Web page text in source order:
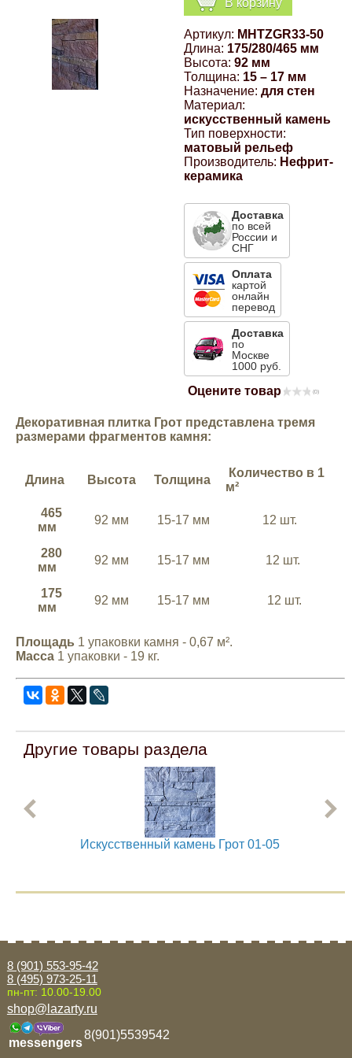
Артикул: MHTZGR33-50
Длина: 175/280/465 мм
Высота: 92 мм
Толщина: 15 – 17 мм
Назначение: для стен
Материал:
искусственный камень
Тип поверхности:
матовый рельеф
Производитель: Нефрит-
керамика
Доставка
по всей
России и
СНГ
Оплата
картой
онлайн
перевод
Доставка
по
Москве
1000 руб.
Оцените товар (0)
Декоративная плитка Грот представлена тремя
размерами фрагментов камня:
Длина Высота Толщина
Количество в 1
м²
465
мм
92 мм 15-17 мм 12 шт.
280
мм
92 мм 15-17 мм 12 шт.
175
мм
92 мм 15-17 мм 12 шт.
Площадь 1 упаковки камня - 0,67 м².
Масса1 упаковки - 19 кг.
Другие товары раздела
Искусственный камень Грот 01-05
8 (901) 553-95-42
8 (495) 973-25-11
пн-пт: 10.00-19.00
shop@lazarty.ru
messengers
8(901)5539542
Компрессионные фитинги Poliext
Hyundai
Opel
Suzuki
Toyota
Volkswagen
УАЗ
Дополнительные товары
Флуоресцентные краски
Шпатлевки, штукатурки
Эмали универсальные акриловые
Магнитные панели на холодильник